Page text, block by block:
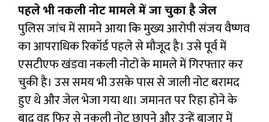
पहले भी नकली नोट मामले में जा चुका है जेल
पुलिस जांच में सामने आया कि मुख्य आरोपी संजय वैष्णव
का आपराधिक रिकॉर्ड पहले से मौजूद है। उसे पूर्व में
एसटीएफ खंडवा नकली नोटों के मामले में गिरफ्तार कर
चुकी है। उस समय भी उसके पास से जाली नोट बरामद
हुए थे और जेल भेजा गया था। जमानत पर रिहा होने के